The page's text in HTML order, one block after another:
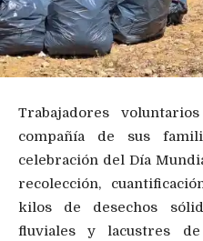
Trabajadores
compañía de sus
celebración del Día
recolección,
kilos de desechos
fluviales y lacustres